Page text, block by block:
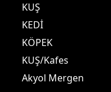
KUŞ
KEDİ
KÖPEK
KUŞ/Kafes
Akyol Mergen